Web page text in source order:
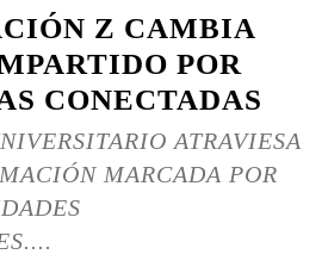
Z CAMBIA
POR
CONECTADAS
ATRAVIESA
MARCADA POR